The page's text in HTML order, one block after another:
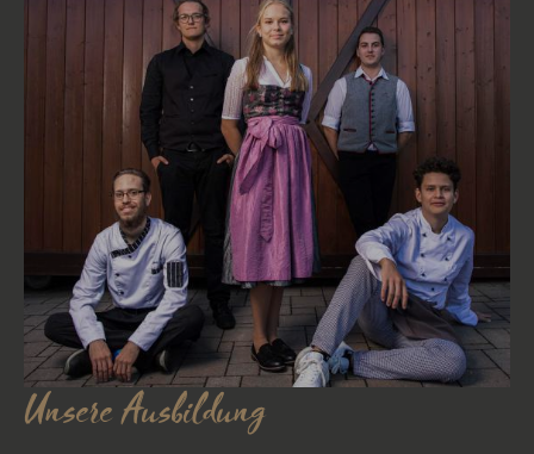
Unsere Ausbildung